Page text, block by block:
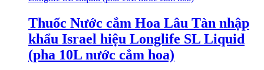
Thuốc Nước cắm Hoa Lâu Tàn nhập
khẩu Israel hiệu Longlife SL Liquid
(pha 10L nước cắm hoa)